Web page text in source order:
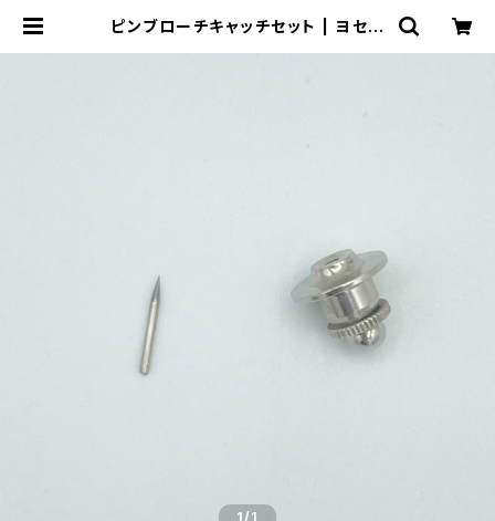
ピンブローチキャッチセット | ヨセモ
1/1